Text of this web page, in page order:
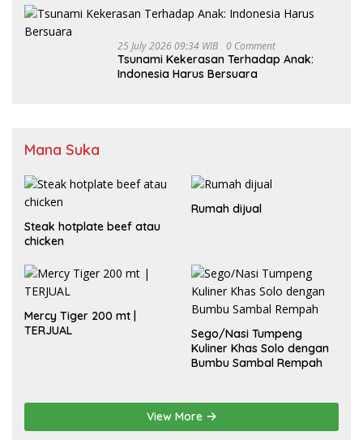
25 July 2026 09:34 WIB 0 Comment
Tsunami Kekerasan Terhadap Anak:
Indonesia Harus Bersuara
Mana Suka
Steak hotplate beef atau
chicken
Rumah dijual
Mercy Tiger 200 mt |
TERJUAL
Sego/Nasi Tumpeng
Kuliner Khas Solo dengan
Bumbu Sambal Rempah
View More